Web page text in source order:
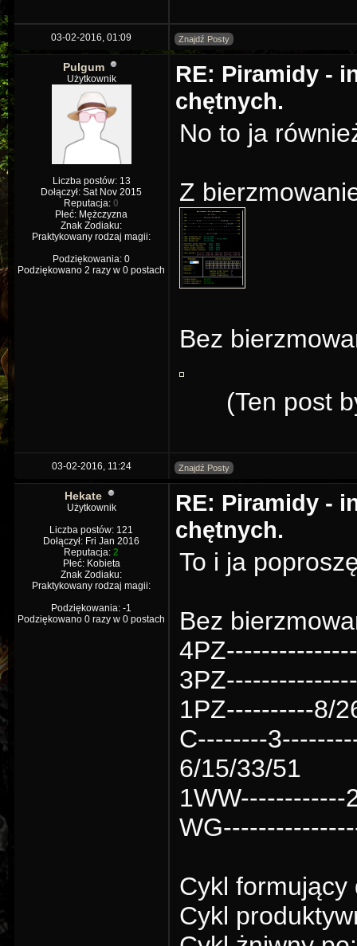
03-02-2016, 01:09 Znajdź Posty
Pulgum
Użytkownik
Liczba postów: 13
Dołączył: Sat Nov 2015
Reputacja: 0
Płeć: Mężczyzna
Znak Zodiaku:
Praktykowany rodzaj magii:
Podziękowania: 0
Podziękowano 2 razy w 0 postach
RE: Piramidy -
chętnych.
No to ja
Z
Bez
(Ten post
03-02-2016, 11:24 Znajdź Posty
Hekate
Użytkownik
Liczba postów: 121
Dołączył: Fri Jan 2016
Reputacja: 2
Płeć: Kobieta
Znak Zodiaku:
Praktykowany rodzaj magii:
Podziękowania: -1
Podziękowano 0 razy w 0 postach
RE: Piramidy -
chętnych.
To i ja
Bez
1PZ----------8/
C--------
6/15/33/51
Cykl
Cykl